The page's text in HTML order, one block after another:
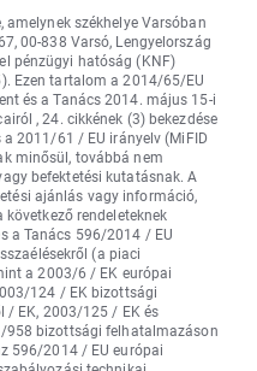
amelynek székhelye Varsóban
00-838 Varsó, Lengyelország
pénzügyi hatóság (KNF)
Ezen tartalom a 2014/65/EU
és a Tanács 2014. május 15-i
, 24. cikkének (3) bekezdése
2011/61 / EU irányelv (MiFID
minősül, továbbá nem
befektetési kutatásnak. A
ajánlás vagy információ,
rendeleteknek
a Tanács 596/2014 / EU
(a piaci
a 2003/6 / EK európai
124 / EK bizottsági
/ EK, 2003/125 / EK és
958 bizottsági felhatalmazáson
596/2014 / EU európai